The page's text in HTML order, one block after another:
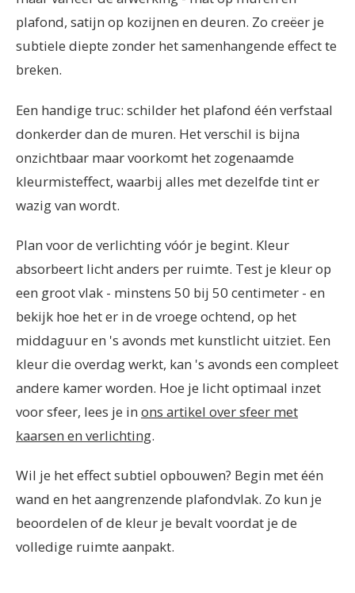
plafond, satijn op kozijnen en deuren. Zo creëer je
subtiele diepte zonder het samenhangende effect te
breken.
Een handige truc: schilder het plafond één verfstaal
donkerder dan de muren. Het verschil is bijna
onzichtbaar maar voorkomt het zogenaamde
kleurmisteffect, waarbij alles met dezelfde tint er
wazig van wordt.
Plan voor de verlichting vóór je begint. Kleur
absorbeert licht anders per ruimte. Test je kleur op
een groot vlak - minstens 50 bij 50 centimeter - en
bekijk hoe het er in de vroege ochtend, op het
middaguur en 's avonds met kunstlicht uitziet. Een
kleur die overdag werkt, kan 's avonds een compleet
andere kamer worden. Hoe je licht optimaal inzet
voor sfeer, lees je in ons artikel over sfeer met
kaarsen en verlichting.
Wil je het effect subtiel opbouwen? Begin met één
wand en het aangrenzende plafondvlak. Zo kun je
beoordelen of de kleur je bevalt voordat je de
volledige ruimte aanpakt.